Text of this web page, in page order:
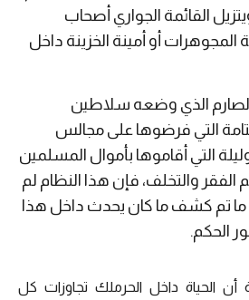
القائمة الجواري أصحاب
المجوهرات أو أمينة الخزينة داخل
الذي وضعه سلاطين
التي فرضوها على مجالس
التي أقاموها بأموال المسلمين
والتخلف، فإن هذا النظام لم
تم كشف ما كان يحدث داخل هذا
الحكم.
أن الحياة داخل الحرملك تجاوزات كل